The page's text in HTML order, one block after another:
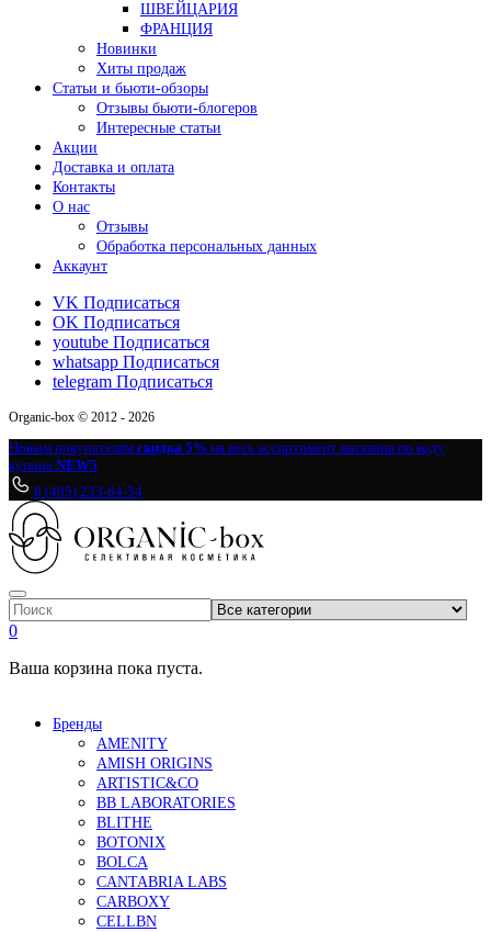
ШВЕЙЦАРИЯ
ФРАНЦИЯ
Новинки
Хиты продаж
Статьи и бьюти-обзоры
Отзывы бьюти-блогеров
Интересные статьи
Акции
Доставка и оплата
Контакты
О нас
Отзывы
Обработка персональных данных
Аккаунт
VK Подписаться
OK Подписаться
youtube Подписаться
whatsapp Подписаться
telegram Подписаться
Organic-box © 2012 - 2026
Новым покупателям скидка 5% на весь ассортимент магазина по коду
купона NEW5
8 (495) 233-64-54
0
Ваша корзина пока пуста.
Бренды
AMENITY
AMISH ORIGINS
ARTISTIC&CO
BB LABORATORIES
BLITHE
BOTONIX
BOLCA
CANTABRIA LABS
CARBOXY
CELLBN